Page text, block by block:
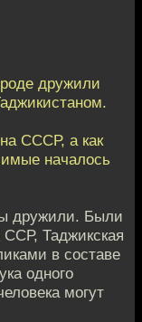
дружили
СССР, а как
началось
дружили. Были
Таджикская
в составе
одного
могут